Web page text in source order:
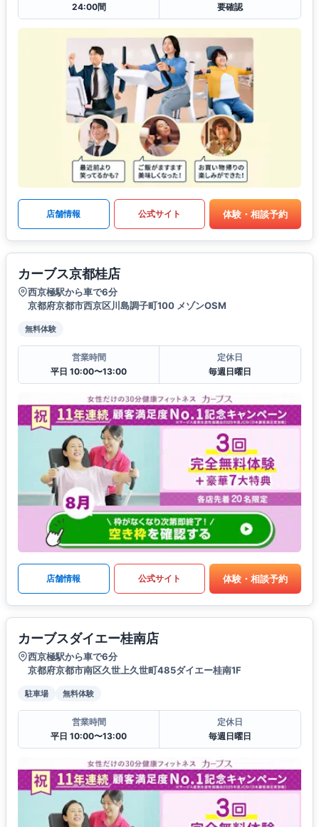
24:00間
要確認
店舗情報 公式サイト 体験・相談予約
カーブス京都桂店
西京極駅から車で6分
京都府京都市西京区川島調子町100 メゾンOSM
無料体験
営業時間
平日 10:00〜13:00
定休日
毎週日曜日
店舗情報 公式サイト 体験・相談予約
カーブスダイエー桂南店
西京極駅から車で6分
京都府京都市南区久世上久世町485ダイエー桂南1F
駐車場 無料体験
営業時間
平日 10:00〜13:00
定休日
毎週日曜日